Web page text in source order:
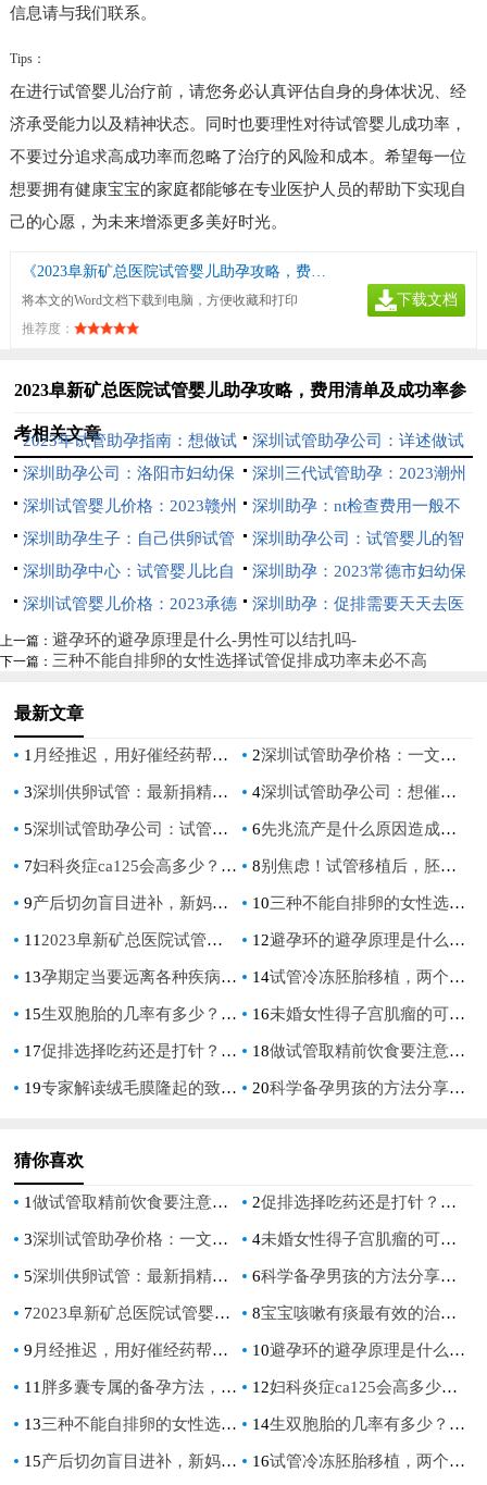
信息请与我们联系。
Tips：
在进行试管婴儿治疗前，请您务必认真评估自身的身体状况、经
济承受能力以及精神状态。同时也要理性对待试管婴儿成功率，
不要过分追求高成功率而忽略了治疗的风险和成本。希望每一位
想要拥有健康宝宝的家庭都能够在专业医护人员的帮助下实现自
己的心愿，为未来增添更多美好时光。
《2023阜新矿总医院试管婴儿助孕攻略，费用清单及成功率参考》
将本文的Word文档下载到电脑，方便收藏和打印
推荐度：
下载文档
2023阜新矿总医院试管婴儿助孕攻略，费用清单及成功率参
考相关文章
2023年试管助孕指南：想做试
管但不了解的患者赶紧收藏
深圳试管助孕公司：详述做试
管后身体差的4种调理方法
深圳助孕公司：洛阳市妇幼保
健院试管成功率一览，附河南省
试管医院推荐
深圳三代试管助孕：2023潮州
中心医院试管婴儿流程指南，助
孕成功率预估
深圳试管婴儿价格：2023赣州
市妇保院试管婴儿全方位指南，
附成功率参考
深圳助孕：nt检查费用一般不
到三百，不同医院收费有差异
深圳助孕生子：自己供卵试管
婴儿的全流程一文揭晓
深圳助孕公司：试管婴儿的智
商并无差异性，与自然怀孕的孩
子一样
深圳助孕中心：试管婴儿比自
然受孕更容易流产？流产率其实
相差不大
深圳助孕：2023常德市妇幼保
健院试管婴儿科普知识导航，助
孕成功率评估
深圳试管婴儿价格：2023承德
市附属医院试管婴儿攻略大全，
附助孕支出费用明细参考
深圳助孕：促排需要天天去医
院吗？促排注意事项千万别忽略
上一篇： 避孕环的避孕原理是什么-男性可以结扎吗-
下一篇： 三种不能自排卵的女性选择试管促排成功率未必不高
最新文章
1月经推迟，用好催经药帮助你更好地催经。 2深圳试管助孕价格：一文轻松快速看懂免费申请精子的全部流程
3深圳供卵试管：最新捐精的标准你达标了吗？捐精最高可拿6000元补助 4深圳试管助孕公司：想催产可以试试这几种方式，可能对你真有用
5深圳试管助孕公司：试管进周为什么要选择在经期的第二天？这样做有什么讲究吗？ 6先兆流产是什么原因造成的？了解完全才好方范
7妇科炎症ca125会高多少？妇科炎症这些事情注意一下对身体有好处 8别焦虑！试管移植后，胚胎着床时间因人而异
9产后切勿盲目进补，新妈妈需要这几种营养元素 10三种不能自排卵的女性选择试管促排成功率未必不高
112023阜新矿总医院试管婴儿助孕攻略，费用清单及成功率参考 12避孕环的避孕原理是什么-男性可以结扎吗-
13孕期定当要远离各种疾病，避免对胎儿产生影响 14试管冷冻胚胎移植，两个星期后为什么会有少量出血
15生双胞胎的几率有多少？附影响生双胞胎几率的因素_1 16未婚女性得子宫肌瘤的可能性有多大？子宫肌瘤该怎么治疗
17促排选择吃药还是打针？一文带你知晓二者之间有什么区别 18做试管取精前饮食要注意什么，哪些不能吃？
19专家解读绒毛膜隆起的致畸率，胎儿是否需要保留还得分情况 20科学备孕男孩的方法分享，七种方式都能提高生男孩的几率_1
猜你喜欢
1做试管取精前饮食要注意什么，哪些不能吃？ 2促排选择吃药还是打针？一文带你知晓二者之间有什么区别
3深圳试管助孕价格：一文轻松快速看懂免费申请精子的全部流程 4未婚女性得子宫肌瘤的可能性有多大？子宫肌瘤该怎么治疗
5深圳供卵试管：最新捐精的标准你达标了吗？捐精最高可拿6000元补助 6科学备孕男孩的方法分享，七种方式都能提高生男孩的几率_1
72023阜新矿总医院试管婴儿助孕攻略，费用清单及成功率参考 8宝宝咳嗽有痰最有效的治疗方法，帮助宝宝轻松摆脱痰咳困扰！
9月经推迟，用好催经药帮助你更好地催经。 10避孕环的避孕原理是什么-男性可以结扎吗-
11胖多囊专属的备孕方法，让你更加轻松顺利怀孕 12妇科炎症ca125会高多少？妇科炎症这些事情注意一下对身体有好处
13三种不能自排卵的女性选择试管促排成功率未必不高 14生双胞胎的几率有多少？附影响生双胞胎几率的因素_1
15产后切勿盲目进补，新妈妈需要这几种营养元素 16试管冷冻胚胎移植，两个星期后为什么会有少量出血